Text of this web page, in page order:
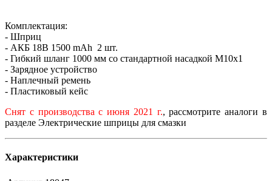
Комплектация:
- Шприц
- АКБ 18В 1500 mAh 2 шт.
- Гибкий шланг 1000 мм со стандартной насадкой М10х1
- Зарядное устройство
- Наплечный ремень
- Пластиковый кейс
Снят с производства с июня 2021 г., рассмотрите аналоги в
разделе Электрические шприцы для смазки
Характеристики